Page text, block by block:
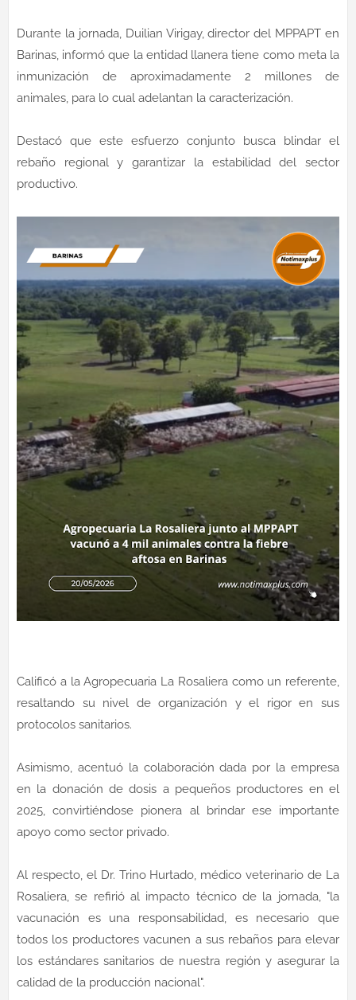
Durante la jornada, Duilian Virigay, director del MPPAPT en
Barinas, informó que la entidad llanera tiene como meta la
inmunización de aproximadamente 2 millones de
animales, para lo cual adelantan la caracterización.
Destacó que este esfuerzo conjunto busca blindar el
rebaño regional y garantizar la estabilidad del sector
productivo.
Calificó a la Agropecuaria La Rosaliera como un referente,
resaltando su nivel de organización y el rigor en sus
protocolos sanitarios.
Asimismo, acentuó la colaboración dada por la empresa
en la donación de dosis a pequeños productores en el
2025, convirtiéndose pionera al brindar ese importante
apoyo como sector privado.
Al respecto, el Dr. Trino Hurtado, médico veterinario de La
Rosaliera, se refirió al impacto técnico de la jornada, "la
vacunación es una responsabilidad, es necesario que
todos los productores vacunen a sus rebaños para elevar
los estándares sanitarios de nuestra región y asegurar la
calidad de la producción nacional".